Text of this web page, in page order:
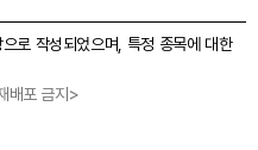
로 작성되었으며, 특정 종목에 대한
배포 금지>